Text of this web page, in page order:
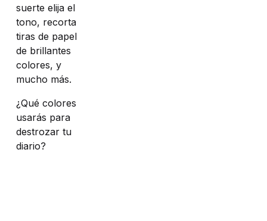
suerte elija el
tono, recorta
tiras de papel
de brillantes
colores, y
mucho más.
¿Qué colores
usarás para
destrozar tu
diario?